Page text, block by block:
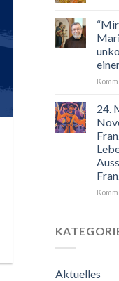
24.
Aktuelles